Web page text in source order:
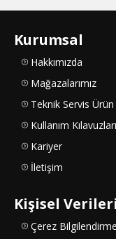
Kurumsal
Hakkımızda
Mağazalarımız
Teknik Servis
Kullanım Kılavuzları
Kariyer
İletişim
Kişisel
Çerez